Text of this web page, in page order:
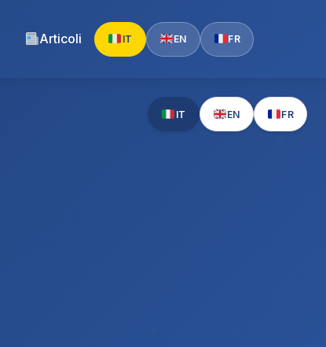
Articoli IT EN FR
IT EN FR